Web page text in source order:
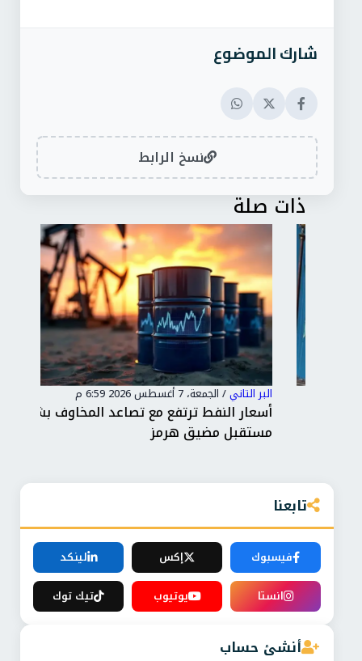
شارك الموضوع
نسخ الرابط
ذات صلة
البر التاني الجمعة، 7 أغسطس 2026 6:59 م
أسعار النفط ترتفع مع تصاعد المخاوف بشأن
مستقبل مضيق هرمز
تابعنا
فيسبوك إكس
لينكد
انستا
يوتيوب تيك توك
أنشئ حساب